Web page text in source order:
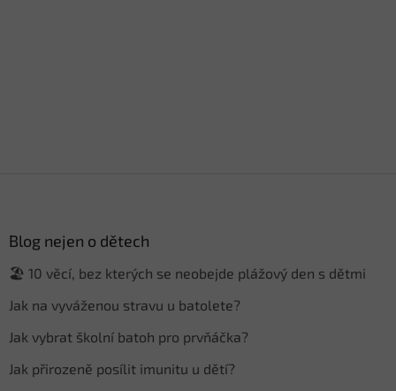
Blog nejen o dětech
🏖️ 10 věcí, bez kterých se neobejde plážový den s dětmi
Jak na vyváženou stravu u batolete?
Jak vybrat školní batoh pro prvňáčka?
Jak přirozeně posílit imunitu u dětí?